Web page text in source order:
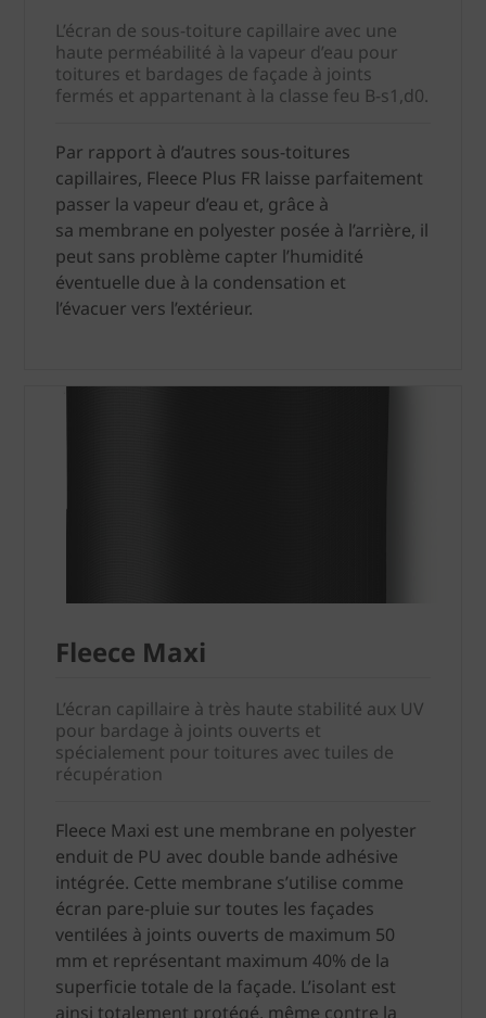
L’écran de sous-toiture capillaire avec une
haute perméabilité à la vapeur d’eau pour
toitures et bardages de façade à joints
fermés et appartenant à la classe feu B-s1,d0.
Par rapport à d’autres sous-toitures
capillaires, Fleece Plus FR laisse parfaitement
passer la vapeur d’eau et, grâce à
sa membrane en polyester posée à l’arrière, il
peut sans problème capter l’humidité
éventuelle due à la condensation et
l’évacuer vers l’extérieur.
Fleece Maxi
L’écran capillaire à très haute stabilité aux UV
pour bardage à joints ouverts et
spécialement pour toitures avec tuiles de
récupération
Fleece Maxi est une membrane en polyester
enduit de PU avec double bande adhésive
intégrée. Cette membrane s’utilise comme
écran pare-pluie sur toutes les façades
ventilées à joints ouverts de maximum 50
mm et représentant maximum 40% de la
superficie totale de la façade. L’isolant est
ainsi totalement protégé, même contre la